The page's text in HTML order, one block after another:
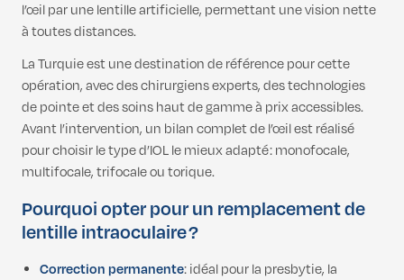
l’œil par une lentille artificielle, permettant une vision nette
à toutes distances.
La Turquie est une destination de référence pour cette
opération, avec des chirurgiens experts, des technologies
de pointe et des soins haut de gamme à prix accessibles.
Avant l’intervention, un bilan complet de l’œil est réalisé
pour choisir le type d’IOL le mieux adapté : monofocale,
multifocale, trifocale ou torique.
Pourquoi opter pour un remplacement de
lentille intraoculaire ?
Correction permanente: idéal pour la presbytie, la